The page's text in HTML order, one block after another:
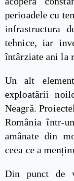
perioadele cu
infrastructura
tehnice, iar
întârziate ani la
Un alt
exploatării
Neagră.
România într-
amânate din
ceea ce a
Din punct de